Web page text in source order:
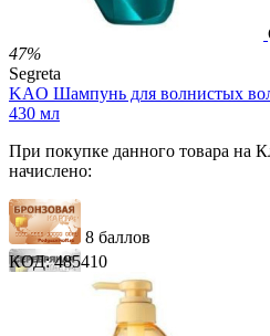
47%
Segreta
KAO Шампунь для волнистых
430 мл
При покупке данного товара на
начислено:
8 баллов
12 баллов
КОД: 485410